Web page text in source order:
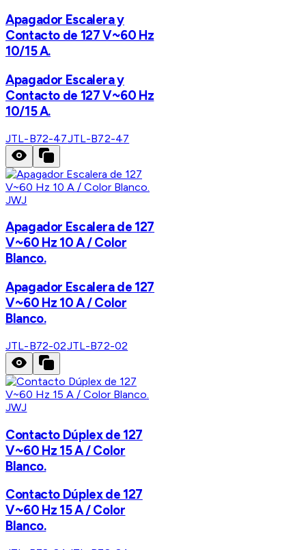
Apagador Escalera y
Contacto de 127 V~60 Hz
10/15 A.
Apagador Escalera y
Contacto de 127 V~60 Hz
10/15 A.
JTL-B72-47JTL-B72-47
JWJ
Apagador Escalera de 127
V~60 Hz 10 A / Color
Blanco.
Apagador Escalera de 127
V~60 Hz 10 A / Color
Blanco.
JTL-B72-02JTL-B72-02
JWJ
Contacto Dúplex de 127
V~60 Hz 15 A / Color
Blanco.
Contacto Dúplex de 127
V~60 Hz 15 A / Color
Blanco.